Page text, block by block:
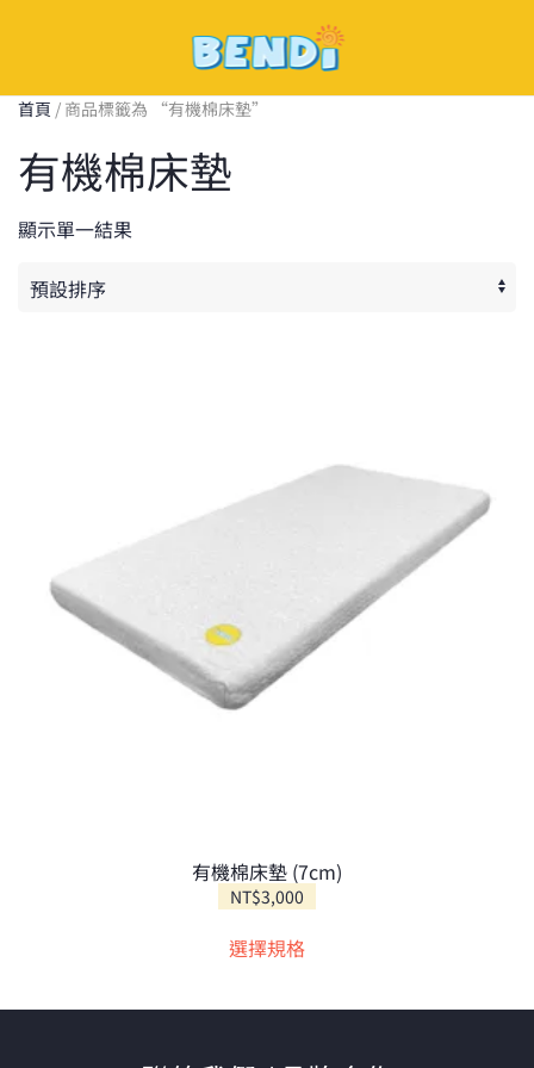
to
main
content
首頁 / 商品標籤為 “有機棉床墊”
有機棉床墊
顯示單一結果
有機棉床墊 (7cm)
NT$3,000
選擇規格產
有